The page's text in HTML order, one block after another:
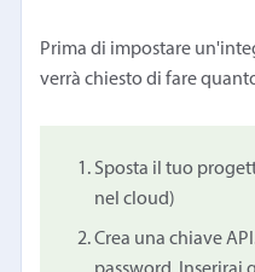
Prima di impostare
verrà chiesto di fare
Sposta il tuo
nel cloud)
Crea una chiave